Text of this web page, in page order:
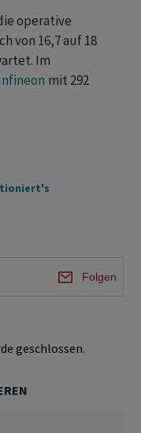
operative
von 16,7 auf 18
Im
mit 292
Folgen
geschlossen.